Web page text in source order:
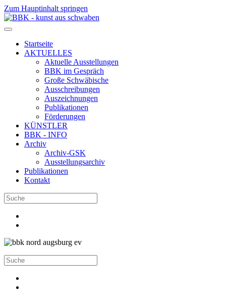
Zum Hauptinhalt springen
Startseite
AKTUELLES
Aktuelle Ausstellungen
BBK im Gespräch
Große Schwäbische
Ausschreibungen
Auszeichnungen
Publikationen
Förderungen
KÜNSTLER
BBK - INFO
Archiv
Archiv-GSK
Ausstellungsarchiv
Publikationen
Kontakt